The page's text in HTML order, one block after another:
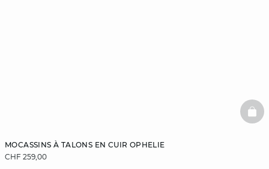
MOCASSINS À TALONS EN CUIR OPHELIE
CHF 259,00